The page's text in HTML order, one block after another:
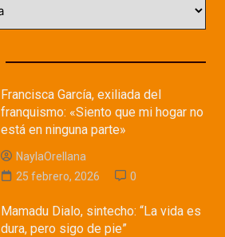
Francisca García, exiliada del
franquismo: «Siento que mi hogar no
está en ninguna parte»
NaylaOrellana
25 febrero, 2026
0
Mamadu Dialo, sintecho: “La vida es
dura, pero sigo de pie”